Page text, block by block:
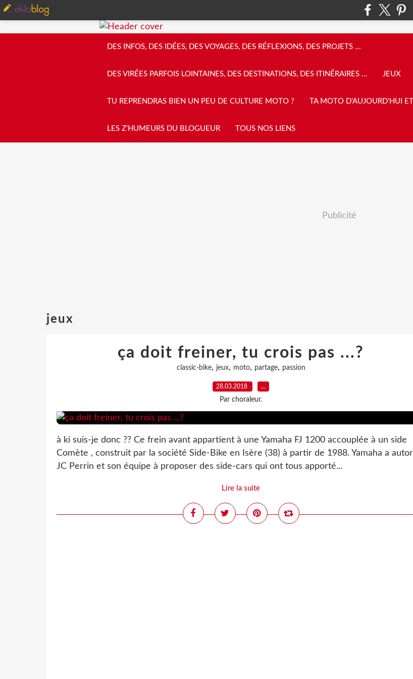
DES INFOS, DES IDÉES, DES VOYAGES, DES RÉFLEXIONS, DES PROJETS ...
DES VIRÉES PARFOIS LOINTAINES, DES DESTINATIONS, DES ITINÉRAIRES ... JEUX
TU REPRENDRAS BIEN UN PEU DE CULTURE MOTO ? TA MOTO D'AUJOURD'HUI
LES Z'HUMEURS DU BLOGUEUR TOUS NOS LIENS
Publicité
jeux
ça doit freiner, tu crois pas ...?
classic-bike, jeux, moto, partage, passion
28.03.2018 …
Par choraleur.
à ki suis-je donc ?? Ce frein avant appartient à une Yamaha FJ 1200 accouplée à un side
Comète , construit par la société Side-Bike en Isère (38) à partir de 1988. Yamaha a
JC Perrin et son équipe à proposer des side-cars qui ont tous apporté...
Lire la suite